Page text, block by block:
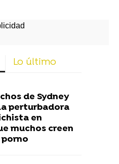
Lo último
de Sydney
perturbadora
en
muchos creen
porno